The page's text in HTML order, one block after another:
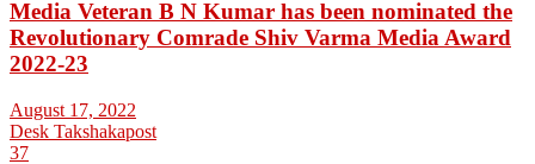
Media Veteran B N Kumar has been nominated the
Revolutionary Comrade Shiv Varma Media Award
2022-23
August 17, 2022
Desk Takshakapost
37